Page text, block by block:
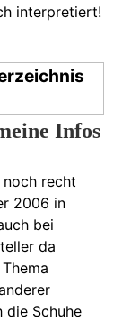
interpretiert!
Infos
noch recht
2006 in
bei
da
die Schuhe